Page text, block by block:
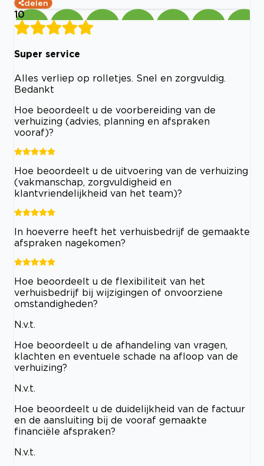
delen
10
Super service
Alles verliep op rolletjes. Snel en zorgvuldig.
Bedankt
Hoe beoordeelt u de voorbereiding van de
verhuizing (advies, planning en afspraken
vooraf)?
Hoe beoordeelt u de uitvoering van de verhuizing
(vakmanschap, zorgvuldigheid en
klantvriendelijkheid van het team)?
In hoeverre heeft het verhuisbedrijf de gemaakte
afspraken nagekomen?
Hoe beoordeelt u de flexibiliteit van het
verhuisbedrijf bij wijzigingen of onvoorziene
omstandigheden?
N.v.t.
Hoe beoordeelt u de afhandeling van vragen,
klachten en eventuele schade na afloop van de
verhuizing?
N.v.t.
Hoe beoordeelt u de duidelijkheid van de factuur
en de aansluiting bij de vooraf gemaakte
financiële afspraken?
N.v.t.